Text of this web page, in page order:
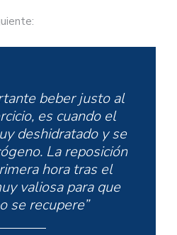
beber justo al
es cuando el
deshidratado y se
La reposición
hora tras el
valiosa para que
se recupere”